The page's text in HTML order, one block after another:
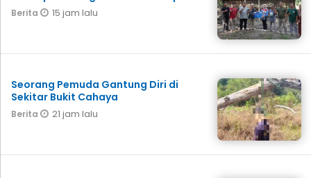
Berita 15 jam lalu
Seorang Pemuda Gantung Diri di
Sekitar Bukit Cahaya
Berita 21 jam lalu